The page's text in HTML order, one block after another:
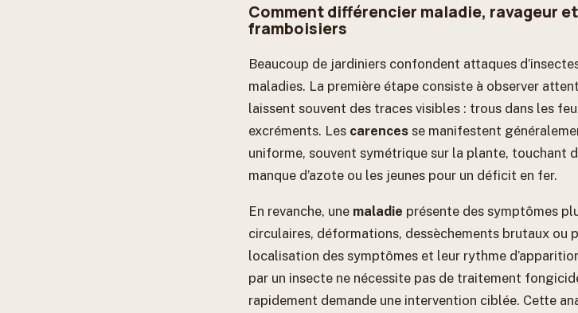
Comment différencier maladie, ravageur
framboisiers
Beaucoup de jardiniers confondent attaques
maladies. La première étape consiste à observer
laissent souvent des traces visibles : trous dans les
excréments. Les carences se manifestent
uniforme, souvent symétrique sur la plante, touchant
manque d’azote ou les jeunes pour un déficit en fer.
En revanche, une maladie présente des symptômes
circulaires, déformations, dessèchements brutaux ou
localisation des symptômes et leur rythme
par un insecte ne nécessite pas de traitement
rapidement demande une intervention ciblée. Cette